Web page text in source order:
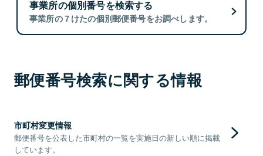
事業所の個別番号を検索する
事業所の７けたの個別郵便番号をお調べします。
郵便番号検索に関する情報
市町村変更情報
郵便番号を公表した市町村の一覧を実施日の新しい順に掲載
しています。